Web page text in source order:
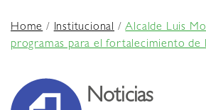
Home/Institucional /Alcalde Luis
programas para el fortalecimiento de
Noticias